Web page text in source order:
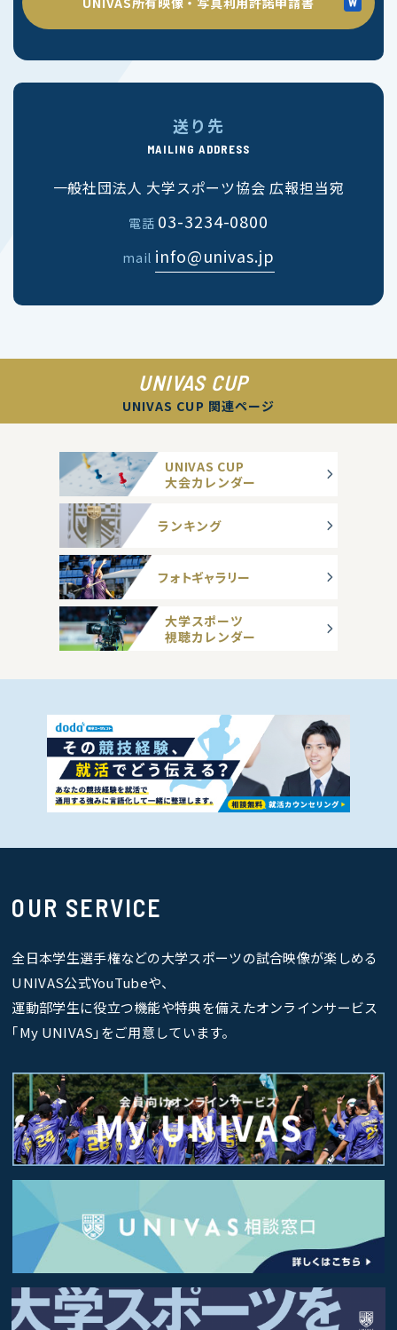
送り先
MAILING ADDRESS
一般社団法人 大学スポーツ協会 広報担当宛
電話 03-3234-0800
mail info@univas.jp
UNIVAS CUP
UNIVAS CUP 関連ページ
UNIVAS CUP
大会カレンダー
ランキング
フォトギャラリー
大学スポーツ
視聴カレンダー
OUR SERVICE
全日本学生選手権などの大学スポーツの試合映像が楽しめる
UNIVAS公式YouTubeや、
運動部学生に役立つ機能や特典を備えたオンラインサービス
｢My UNIVAS｣をご用意しています。